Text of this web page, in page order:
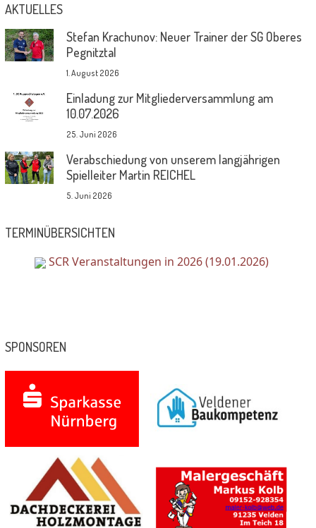
AKTUELLES
Stefan Krachunov: Neuer Trainer der SG Oberes
Pegnitztal
1. August 2026
Einladung zur Mitgliederversammlung am
10.07.2026
25. Juni 2026
Verabschiedung von unserem langjährigen
Spielleiter Martin REICHEL
5. Juni 2026
TERMINÜBERSICHTEN
SCR Veranstaltungen in 2026 (19.01.2026)
SPONSOREN